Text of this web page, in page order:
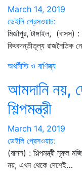
March 14, 2019
ডেইলি প্রেসওয়াচ:
মির্জাপুর, টাঙ্গাইল, (বাসস) :
কিংবদন্তীতূল্য রাজনৈতিক
অর্থনীতি ও বাণিজ্য
আমদানি নয়,
শিল্পমন্ত্রী
March 14, 2019
ডেইলি প্রেসওয়াচ:
(বাসস) : শিল্পমন্ত্রী নূরুল
নয়, এখন থেকে দেশেই…